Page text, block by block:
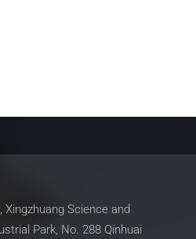
Xingzhuang Science and
Park, No. 288 Qinhuai